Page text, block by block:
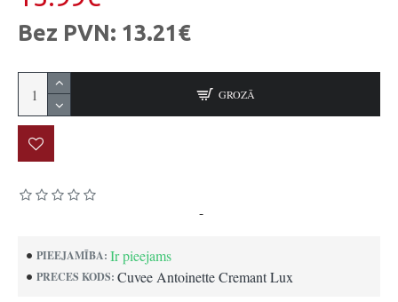
PIEEJAMĪBA: Ir pieejams
PRECES KODS: Cuvee Antoinette Cremant Lux
-
Bez PVN: 13.21€
GROZĀ